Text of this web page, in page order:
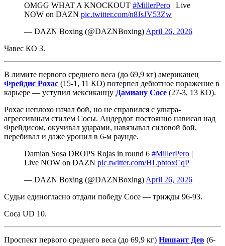
OMGG WHAT A KNOCKOUT #MillerPero | Live
NOW on DAZN pic.twitter.com/n8JsJV53Zw
— DAZN Boxing (@DAZNBoxing) April 26, 2026
Чавес КО 3.
В лимите первого среднего веса (до 69,9 кг) американец
Фрейдис Рохас (15-1, 11 КО) потерпел дебютное поражение в
карьере — уступил мексиканцу Дамиану Сосе (27-3, 13 КО).
Рохас неплохо начал бой, но не справился с ультра-
агрессивным стилем Сосы. Андердог постоянно нависал над
Фрейдисом, окучивал ударами, навязывал силовой бой,
перебивал и даже уронил в 6-м раунде.
Damian Sosa DROPS Rojas in round 6 #MillerPero |
Live NOW on DAZN pic.twitter.com/HLpbtoxCqP
— DAZN Boxing (@DAZNBoxing) April 26, 2026
Судьи единогласно отдали победу Сосе — трижды 96-93.
Соса UD 10.
Проспект первого среднего веса (до 69,9 кг) Нишант Дев (6-